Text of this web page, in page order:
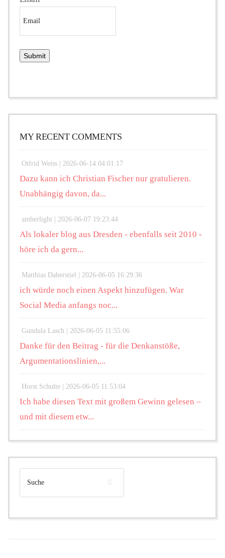
MY RECENT COMMENTS
Otfrid Weiss | 2026-06-14 04:01:17
Dazu kann ich Christian Fischer nur gratulieren.
Unabhängig davon, da...
amberlight | 2026-06-07 19:23:44
Als lokaler blog aus Dresden - ebenfalls seit 2010 -
höre ich da gern...
Matthias Daberstiel | 2026-06-05 16:29:36
ich würde noch einen Aspekt hinzufügen. War
Social Media anfangs noc...
Gundula Lasch | 2026-06-05 11:55:06
Danke für den Beitrag - für die Denkanstöße,
Argumentationslinien,...
Horst Schulte | 2026-06-05 11:53:04
Ich habe diesen Text mit großem Gewinn gelesen –
und mit diesem etw...